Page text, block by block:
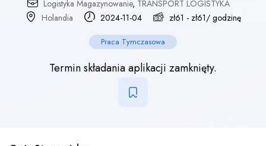
Logistyka Magazynowanie, TRANSPORT LOGISTYKA
Holandia
2024-11-04 zł61 - zł61/ godzinę
Praca Tymczasowa
Termin składania aplikacji zamknięty.